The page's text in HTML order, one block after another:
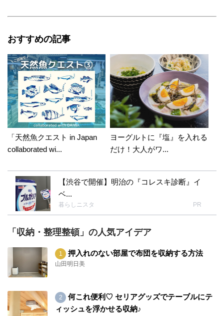
おすすめの記事
「天然魚クエスト in Japan
collaborated wi...
ヨーグルトに『塩』を入れる
だけ！大人がワ...
【渋谷で開催】明治の『コレスキ診断』イ
ベ...
暮らしニスタ PR
「収納・整理整頓」の人気アイデア
押入れのない部屋で布団を収納する方法
山田明日美
何これ便利♡ セリアグッズでテーブルにテ
ィッシュを浮かせる収納♪